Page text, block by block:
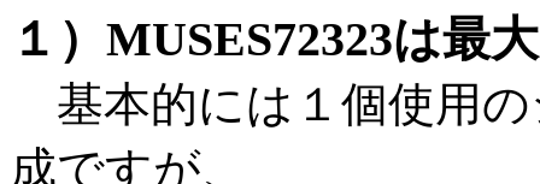
１）MUSES72323は最
基本的には１個使用
成ですが、